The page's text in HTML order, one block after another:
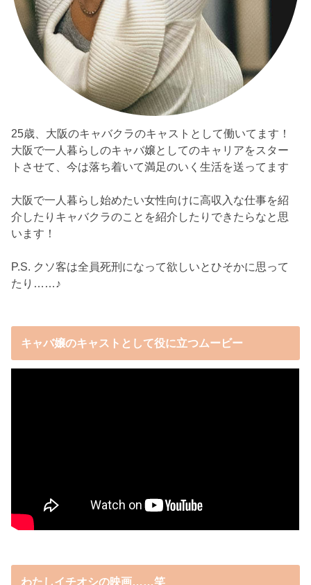
25歳、大阪のキャバクラのキャストとして働いてます！
大阪で一人暮らしのキャバ嬢としてのキャリアをスター
トさせて、今は落ち着いて満足のいく生活を送ってます
大阪で一人暮らし始めたい女性向けに高収入な仕事を紹
介したりキャバクラのことを紹介したりできたらなと思
います！
P.S. クソ客は全員死刑になって欲しいとひそかに思って
たり……♪
キャバ嬢のキャストとして役に立つムービー
わたしイチオシの映画……笑